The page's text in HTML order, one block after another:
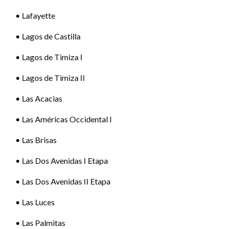
• Lafayette
• Lagos de Castilla
• Lagos de Timiza I
• Lagos de Timiza II
• Las Acacias
• Las Américas Occidental I
• Las Brisas
• Las Dos Avenidas I Etapa
• Las Dos Avenidas II Etapa
• Las Luces
• Las Palmitas